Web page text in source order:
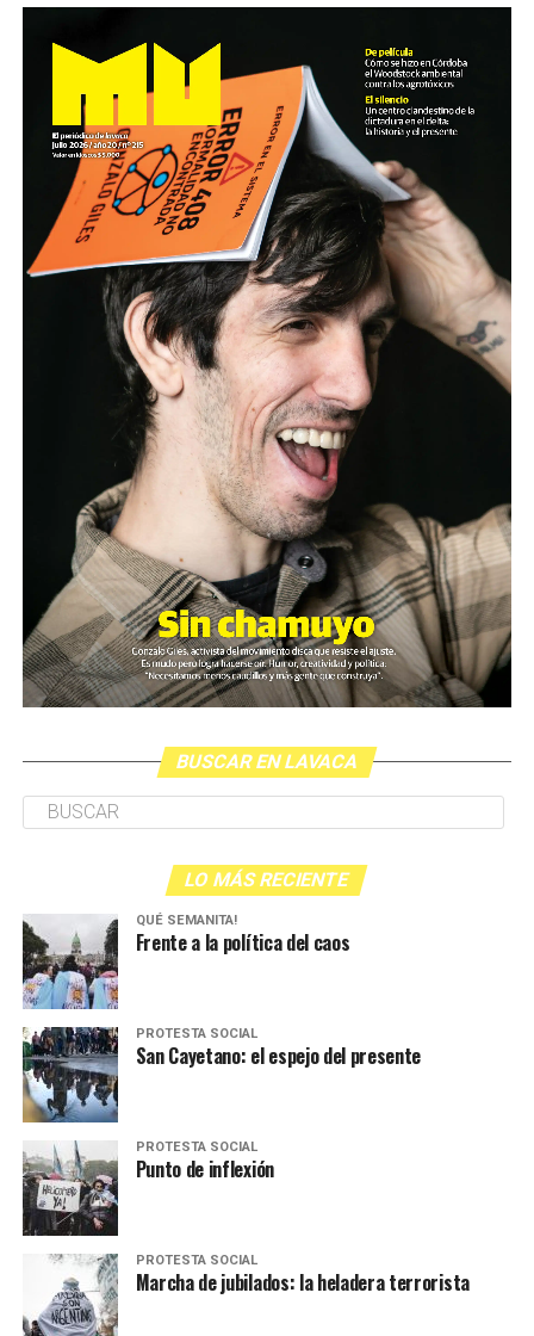
BUSCAR EN LAVACA
LO MÁS RECIENTE
QUÉ SEMANITA!
Frente a la política del caos
PROTESTA SOCIAL
San Cayetano: el espejo del presente
PROTESTA SOCIAL
Punto de inflexión
PROTESTA SOCIAL
Marcha de jubilados: la heladera terrorista